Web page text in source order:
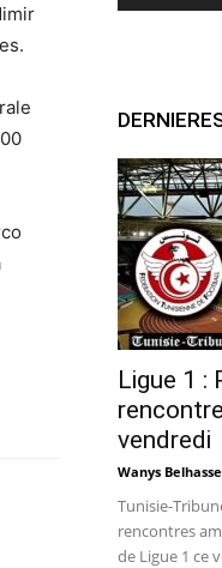
Ligue 1 :
vendredi
Wanys
Tunisie-
rencontres
de Ligue 1 ce